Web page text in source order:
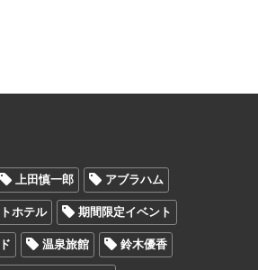
上田慎一郎 アブラハム
ホテル 期間限定イベント
温泉旅館 鈴木優香